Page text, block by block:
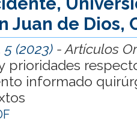
Juan de Dios,
5 (2023)- Artículos
prioridades
informado